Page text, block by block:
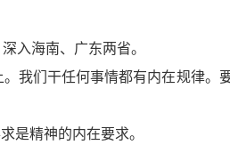
入海南、广东两省。
我们干任何事情都有内在规律。
是精神的内在要求。